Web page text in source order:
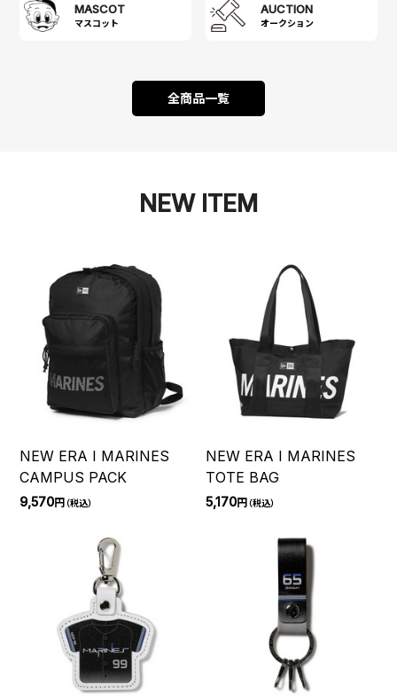
MASCOT
マスコット
AUCTION
オークション
全商品一覧
NEW ITEM
NEW ERA I MARINES
CAMPUS PACK
9,570円（税込）
NEW ERA I MARINES
TOTE BAG
5,170円（税込）